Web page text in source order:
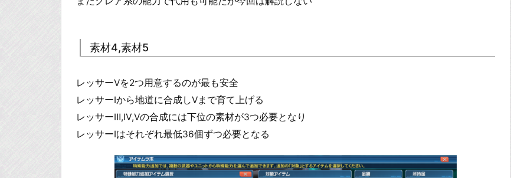
素材4,素材5
レッサーⅤを2つ用意するのが最も安全
レッサーⅠから地道に合成しⅤまで育て上げる
レッサーⅢ,Ⅳ,Ⅴの合成には下位の素材が3つ必要となり
レッサーⅠはそれぞれ最低36個ずつ必要となる